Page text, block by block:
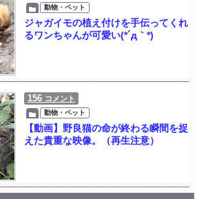
動物・ペット
ジャガイモの植え付けを手伝ってくれ
るワンちゃんが可愛い(*´д｀*)
156 コメント
動物・ペット
【動画】野良猫の命が終わる瞬間を捉
えた貴重な映像。（再生注意）